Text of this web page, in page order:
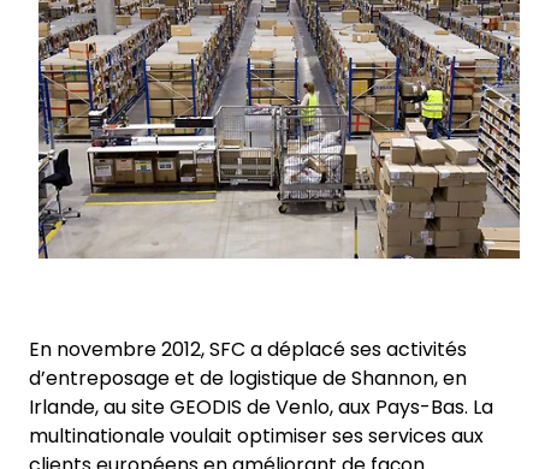
En novembre 2012, SFC a déplacé ses activités
d’entreposage et de logistique de Shannon, en
Irlande, au site GEODIS de Venlo, aux Pays-Bas. La
multinationale voulait optimiser ses services aux